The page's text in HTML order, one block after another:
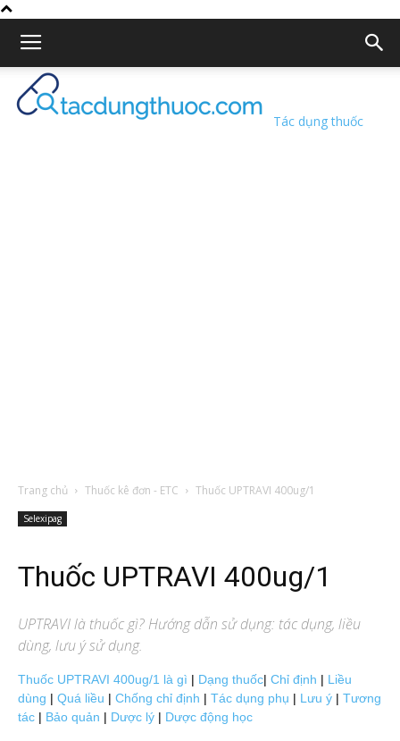
Tác dụng thuốc
Trang chủ Thuốc kê đơn - ETC Thuốc UPTRAVI 400ug/1
Selexipag
Thuốc UPTRAVI 400ug/1
UPTRAVIlà thuốc gì? Hướng dẫn sử dụng: tác dụng, liều
dùng, lưu ý sử dụng.
Thuốc UPTRAVI 400ug/1 là gì | Dạng thuốc| Chỉ định | Liều
dùng | Quá liều | Chống chỉ định | Tác dụng phụ | Lưu ý | Tương
tác | Bảo quản | Dược lý | Dược động học